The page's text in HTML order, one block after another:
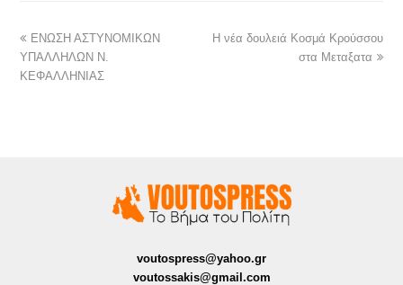
ΕΝΩΣΗ ΑΣΤΥΝΟΜΙΚΩΝ
ΥΠΑΛΛΗΛΩΝ Ν.
ΚΕΦΑΛΛΗΝΙΑΣ
Η νέα δουλειά Κοσμά Κρούσσου
στα Μεταξατα
voutospress@yahoo.gr
voutossakis@gmail.com